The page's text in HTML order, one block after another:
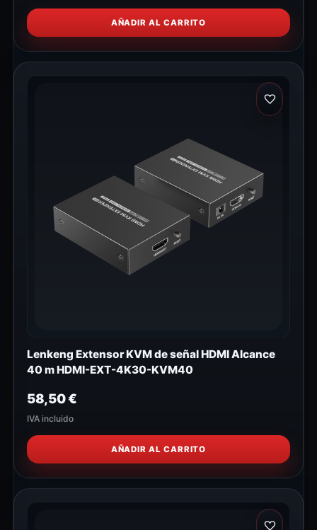
AÑADIR AL CARRITO
Lenkeng Extensor KVM de señal HDMI Alcance
40 m HDMI-EXT-4K30-KVM40
58,50€
IVA incluido
AÑADIR AL CARRITO